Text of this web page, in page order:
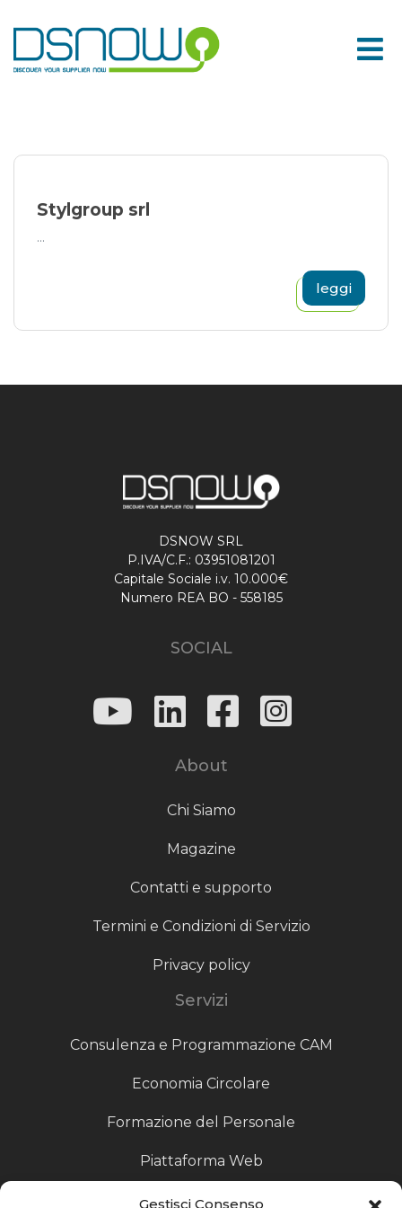
Gestisci Consenso
to
content
Stylgroup srl
...
leggi
DSNOW SRL
P.IVA/C.F.: 03951081201
Capitale Sociale i.v. 10.000€
Numero REA BO - 558185
SOCIAL
About
Chi Siamo
Magazine
Contatti e supporto
Termini e Condizioni di Servizio
Privacy policy
Servizi
Consulenza e Programmazione CAM
Economia Circolare
Formazione del Personale
Piattaforma Web
Scouting fornitori